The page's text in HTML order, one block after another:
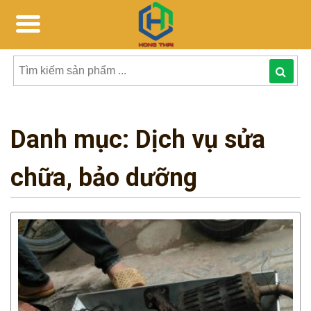
Tìm
sản
phẩmphẩm:
Danh mục: Dịch vụ sửa
chữa, bảo dưỡng